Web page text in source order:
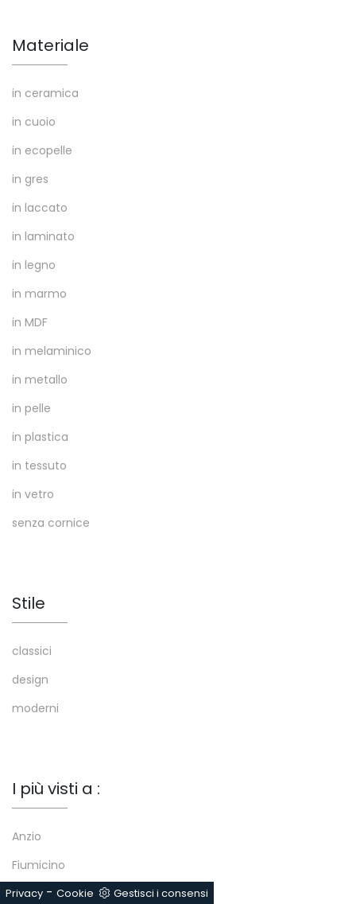
Materiale
in ceramica
in cuoio
in ecopelle
in gres
in laccato
in laminato
in legno
in marmo
in MDF
in melaminico
in metallo
in pelle
in plastica
in tessuto
in vetro
senza cornice
Stile
classici
design
moderni
I più visti a :
Anzio
Fiumicino
Frosinone
Privacy - Cookie Gestisci i consensi